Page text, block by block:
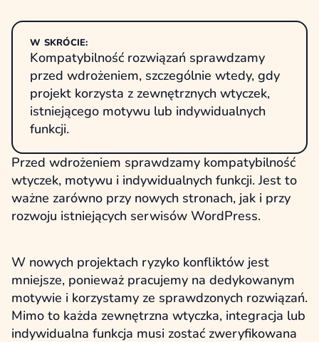
W SKRÓCIE:
Kompatybilność rozwiązań sprawdzamy
przed wdrożeniem, szczególnie wtedy, gdy
projekt korzysta z zewnętrznych wtyczek,
istniejącego motywu lub indywidualnych
funkcji.
Przed wdrożeniem sprawdzamy kompatybilność
wtyczek, motywu i indywidualnych funkcji. Jest to
ważne zarówno przy nowych stronach, jak i przy
rozwoju istniejących serwisów WordPress.
W nowych projektach ryzyko konfliktów jest
mniejsze, ponieważ pracujemy na dedykowanym
motywie i korzystamy ze sprawdzonych rozwiązań.
Mimo to każda zewnętrzna wtyczka, integracja lub
indywidualna funkcja musi zostać zweryfikowana